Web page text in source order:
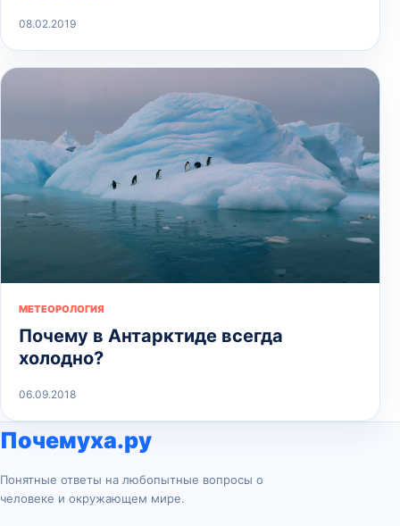
08.02.2019
МЕТЕОРОЛОГИЯ
Почему в Антарктиде всегда
холодно?
06.09.2018
Почемуха.ру
Понятные ответы на любопытные вопросы о
человеке и окружающем мире.